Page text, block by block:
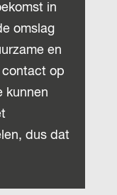
in
omslag
en
contact op
kunnen
dus dat